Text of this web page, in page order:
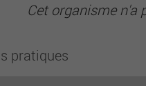
Cet organisme n'a
pratiques